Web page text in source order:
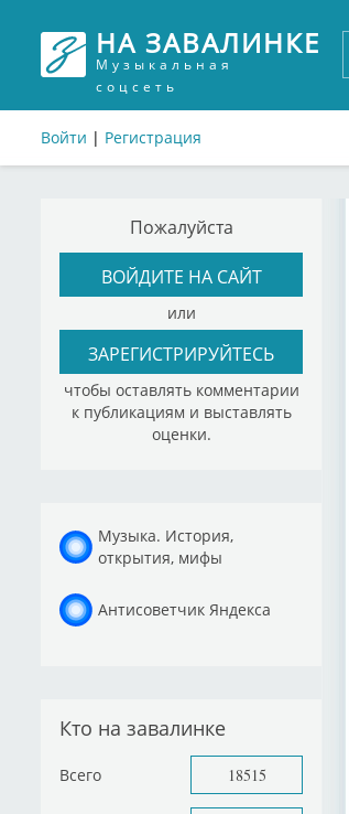
НА ЗАВАЛИНКЕ
Музыкальная
соцсеть
Войти | Регистрация
Пожалуйста
ВОЙДИТЕ НА САЙТ
или
ЗАРЕГИСТРИРУЙТЕСЬ
чтобы оставлять комментарии
к публикациям и выставлять
оценки.
Музыка. История,
открытия, мифы
Антисоветчик Яндекса
Кто на завалинке
Всего 18515